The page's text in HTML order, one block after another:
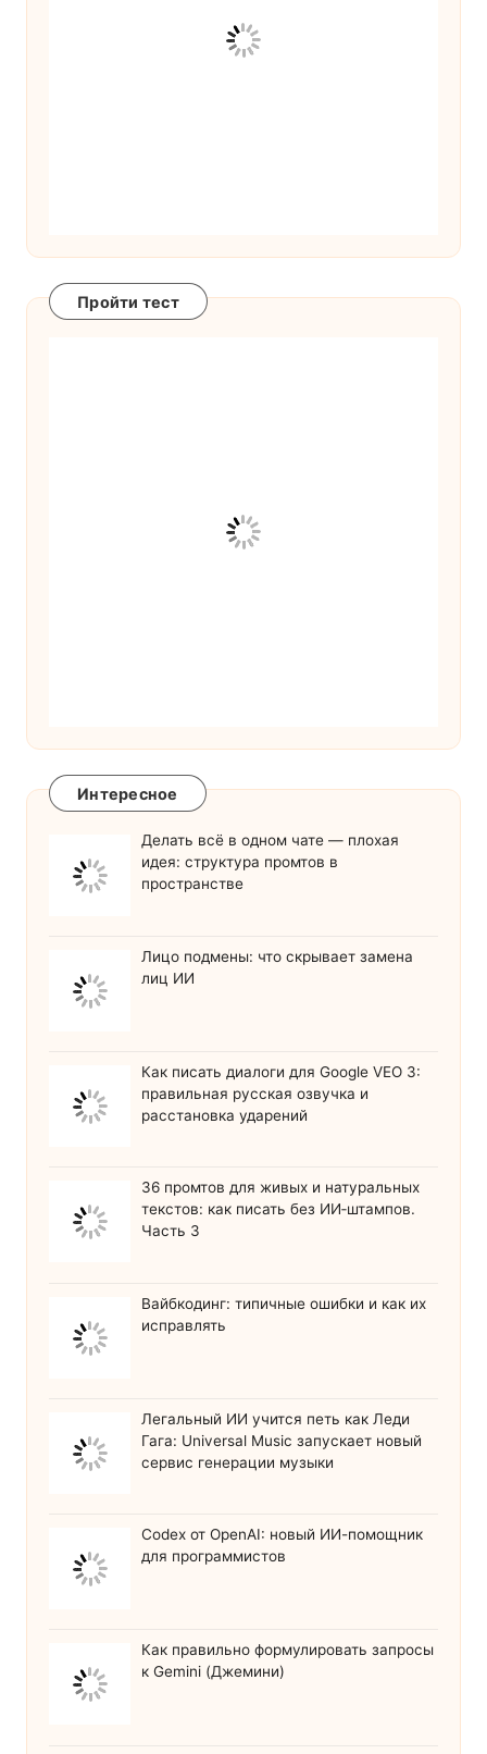
Пройти тест
Интересное
Делать всё в одном чате — плохая
идея: структура промтов в
пространстве
Лицо подмены: что скрывает замена
лиц ИИ
Как писать диалоги для Google VEO 3:
правильная русская озвучка и
расстановка ударений
36 промтов для живых и натуральных
текстов: как писать без ИИ‑штампов.
Часть 3
Вайбкодинг: типичные ошибки и как их
исправлять
Легальный ИИ учится петь как Леди
Гага: Universal Music запускает новый
сервис генерации музыки
Codex от OpenAI: новый ИИ-помощник
для программистов
Как правильно формулировать запросы
к Gemini (Джемини)